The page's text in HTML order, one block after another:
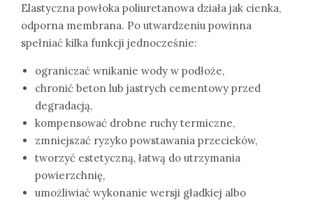
Elastyczna powłoka poliuretanowa działa jak cienka,
odporna membrana. Po utwardzeniu powinna
spełniać kilka funkcji jednocześnie:
ograniczać wnikanie wody w podłoże,
chronić beton lub jastrych cementowy przed
degradacją,
kompensować drobne ruchy termiczne,
zmniejszać ryzyko powstawania przecieków,
tworzyć estetyczną, łatwą do utrzymania
powierzchnię,
umożliwiać wykonanie wersji gładkiej albo